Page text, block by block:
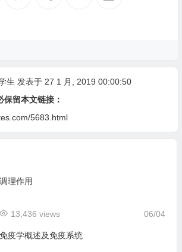
生 发表于 27 1 月, 2019 00:00:50
保留本文链接：
5683.html
调理作用
06/04
13,436 views
免疫学概述及免疫系统